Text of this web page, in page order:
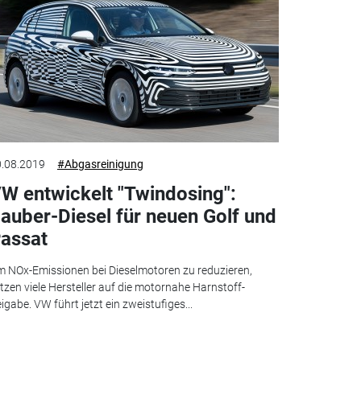
#Abgasreinigung
entwickelt "Twindosing":
Diesel für neuen Golf und
NOx-Emissionen bei Dieselmotoren zu reduzieren,
viele Hersteller auf die motornahe Harnstoff-
VW führt jetzt ein zweistufiges...